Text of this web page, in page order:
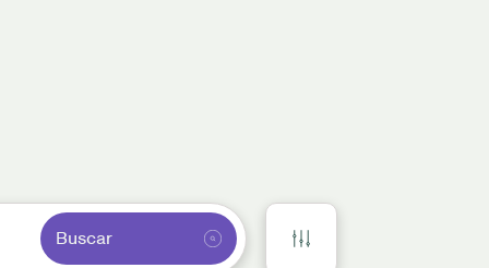
Buscar